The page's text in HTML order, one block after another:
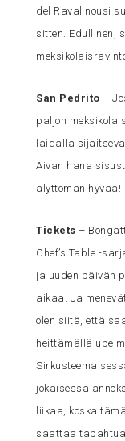
del Raval nousi
sitten. Edullinen,
San Pedrito –
paljon
laidalla
Aivan hana
älyttömän hyvää!
Tickets –
Chef’s Table -
ja uuden päivän
aikaa. Ja
olen siitä, että
heittämällä
jokaisessa
liikaa, koska
saattaa tapahtua